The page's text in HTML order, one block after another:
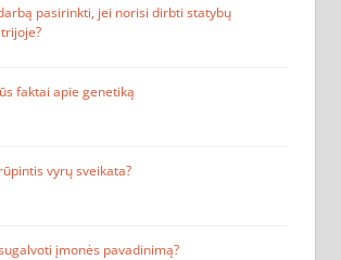
pasirinkti, jei norisi dirbti statybų
faktai apie genetiką
vyrų sveikata?
įmonės pavadinimą?